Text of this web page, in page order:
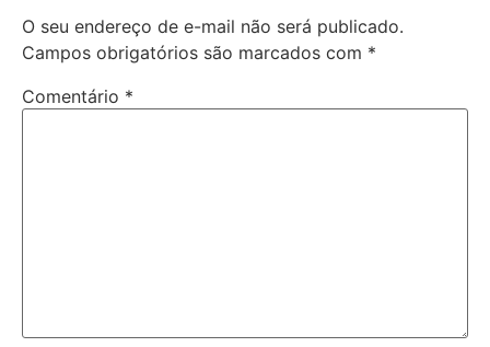
O seu endereço de e-mail não será publicado.
Campos obrigatórios são marcados com *
Comentário *